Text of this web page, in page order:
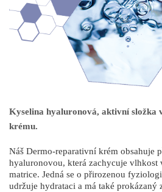
Kyselina hyaluronová, aktivní složka
krému.
Náš Dermo-reparativní krém obsahuje
hyaluronovou, která zachycuje vlhkost
matrice. Jedná se o přirozenou
udržuje hydrataci a má také prokázaný